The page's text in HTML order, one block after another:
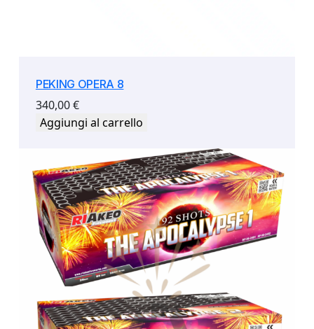
PEKING OPERA 8
340,00€
Aggiungi al carrello